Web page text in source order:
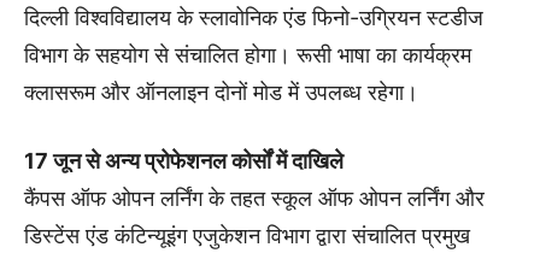
दिल्ली विश्वविद्यालय के स्लावोनिक एंड फिनो-उग्रियन स्टडीज
विभाग के सहयोग से संचालित होगा। रूसी भाषा का कार्यक्रम
क्लासरूम और ऑनलाइन दोनों मोड में उपलब्ध रहेगा।
17 जून से अन्य प्रोफेशनल कोर्सों में दाखिले
कैंपस ऑफ ओपन लर्निंग के तहत स्कूल ऑफ ओपन लर्निंग और
डिस्टेंस एंड कंटिन्यूइंग एजुकेशन विभाग द्वारा संचालित प्रमुख